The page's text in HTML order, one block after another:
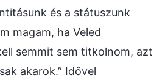
és a státuszunk
magam, ha Veled
semmit sem titkolnom, azt
akarok.” Idővel